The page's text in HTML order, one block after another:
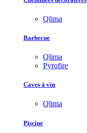
Qlima
Barbecue
Qlima
Pyrofire
Caves à vin
Qlima
Piscine